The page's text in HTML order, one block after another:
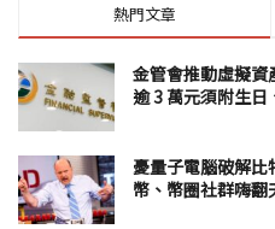
熱門文章
金管會推動虛擬
逾 3 萬元須附生日
憂量子電腦破解
幣、幣圈社群嗨翻